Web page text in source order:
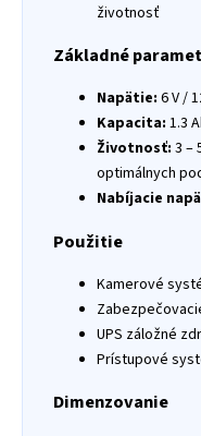
životnosť
Základné
Napätie: 6 V /
Kapacita: 1.3
Životnosť: 3 –
optimálnych
Nabíjacie
Použitie
Kamerové
UPS záložné
Prístupové
Dimenzovanie